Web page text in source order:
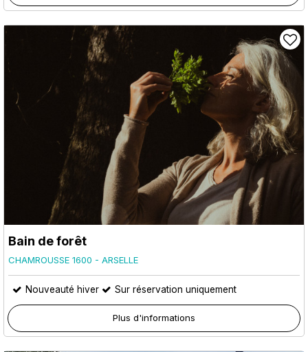
Bain de forêt
CHAMROUSSE 1600 - ARSELLE
Nouveauté hiver Sur réservation uniquement
Plus d'informations